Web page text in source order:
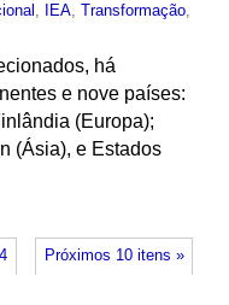
, IEA, Transformação,
há
e nove países:
(Europa);
(Ásia), e Estados
Próximos 10 itens »